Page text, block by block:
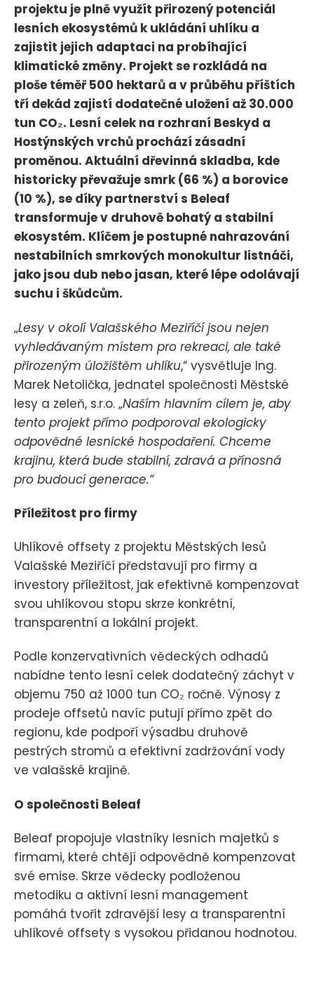
projektu je plně využít přirozený potenciál
lesních ekosystémů k ukládání uhlíku a
zajistit jejich adaptaci na probíhající
klimatické změny. Projekt se rozkládá na
ploše téměř 500 hektarů a v průběhu příštích
tří dekád zajistí dodatečné uložení až 30.000
tun CO₂. Lesní celek na rozhraní Beskyd a
Hostýnských vrchů prochází zásadní
proměnou. Aktuální dřevinná skladba, kde
historicky převažuje smrk (66 %) a borovice
(10 %), se díky partnerství s Beleaf
transformuje v druhově bohatý a stabilní
ekosystém. Klíčem je postupné nahrazování
nestabilních smrkových monokultur listnáči,
jako jsou dub nebo jasan, které lépe odolávají
suchu i škůdcům.
„Lesy v okolí Valašského Meziříčí jsou nejen
vyhledávaným místem pro rekreaci, ale také
přirozeným úložištěm uhlíku,“ vysvětluje Ing.
Marek Netolička, jednatel společnosti Městské
lesy a zeleň, s.r.o. „Naším hlavním cílem je, aby
tento projekt přímo podporoval ekologicky
odpovědné lesnické hospodaření. Chceme
krajinu, která bude stabilní, zdravá a přínosná
pro budoucí generace.“
Příležitost pro firmy
Uhlíkové offsety z projektu Městských lesů
Valašské Meziříčí představují pro firmy a
investory příležitost, jak efektivně kompenzovat
svou uhlíkovou stopu skrze konkrétní,
transparentní a lokální projekt.
Podle konzervativních vědeckých odhadů
nabídne tento lesní celek dodatečný záchyt v
objemu 750 až 1000 tun CO₂ ročně. Výnosy z
prodeje offsetů navíc putují přímo zpět do
regionu, kde podpoří výsadbu druhově
pestrých stromů a efektivní zadržování vody
ve valašské krajině.
O společnosti Beleaf
Beleaf propojuje vlastníky lesních majetků s
firmami, které chtějí odpovědně kompenzovat
své emise. Skrze vědecky podloženou
metodiku a aktivní lesní management
pomáhá tvořit zdravější lesy a transparentní
uhlíkové offsety s vysokou přidanou hodnotou.